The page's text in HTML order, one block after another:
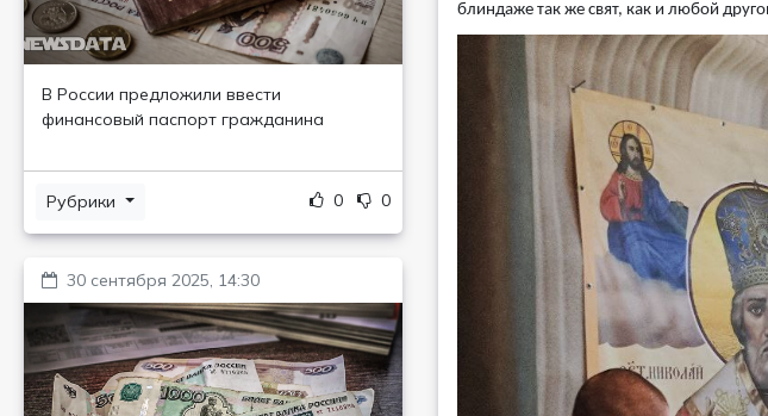
В России предложили ввести
финансовый паспорт гражданина
Рубрики 0 0
30 сентября 2025, 14:30
блиндаже так же свят, как и любой